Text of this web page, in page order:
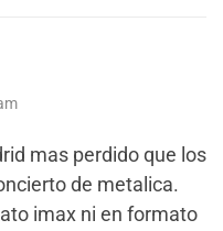
mas perdido que los
de metalica.
imax ni en formato